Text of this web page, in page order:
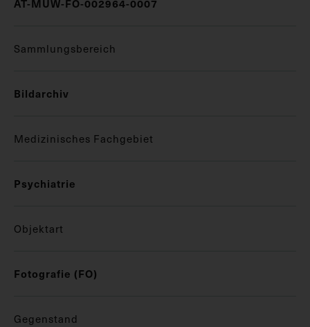
Sammlungsbereich
Bildarchiv
Medizinisches Fachgebiet
Psychiatrie
Objektart
Fotografie (FO)
Gegenstand